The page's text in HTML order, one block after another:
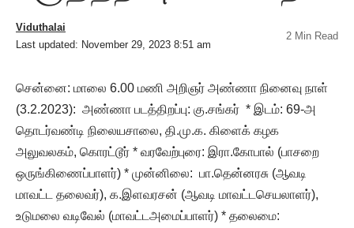
Last updated: November 29, 2023 8:51 am
Viduthalai
2 Min Read
சென்னை: மாலை 6.00 மணி அறிஞர் அண்ணா நினைவு நாள்
(3.2.2023): அண்ணா படத்திறப்பு: கு.சங்கர் * இடம்: 69-அ
தொடர்வண்டி நிலையசாலை, தி.மு.க. கிளைக் கழக
அலுவலகம், கொரட்டூர் * வரவேற்புரை: இரா.கோபால் (பாசறை
ஒருங்கிணைப்பாளர்) * முன்னிலை: பா.தென்னரசு (ஆவடி
மாவட்ட தலைவர்), க.இளவரசன் (ஆவடி மாவட்டசெயலாளர்),
உடுமலை வடிவேல் (மாவட்டஅமைப்பாளர்) * தலைமை: